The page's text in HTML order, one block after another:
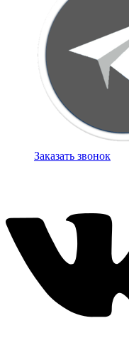
Заказать звонок